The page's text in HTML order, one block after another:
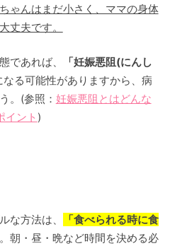
ゃんはまだ小さく、ママの身体
丈夫です。
であれば、
「妊娠悪阻(にんし
る可能性がありますから、病
。(参照： 妊娠悪阻とはどんな
イント )
な方法は、
「食べられる時に食
朝・昼・晩など時間を決める必